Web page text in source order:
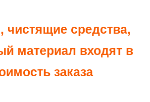
средства,
материал входят в
заказа